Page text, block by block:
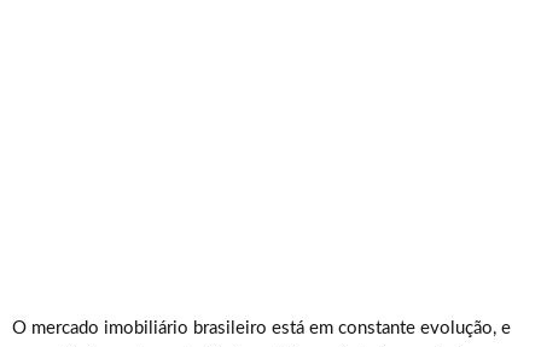
O mercado imobiliário brasileiro está em constante evolução, e